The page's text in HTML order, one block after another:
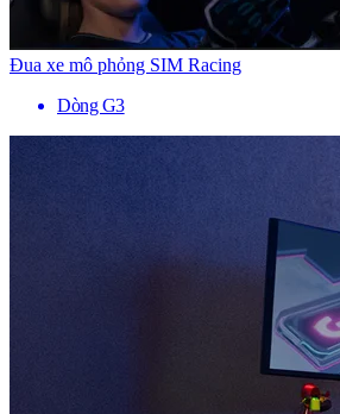
Đua xe mô phỏng SIM Racing
Dòng G3